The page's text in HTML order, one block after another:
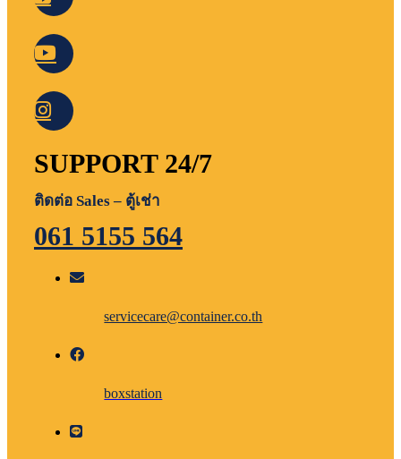
SUPPORT 24/7
ติดต่อ Sales – ตู้เช่า
061 5155 564
servicecare@container.co.th
boxstation